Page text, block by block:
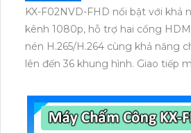
KX-F02NVD-FHD nổi bật với khả
kênh 1080p, hỗ trợ hai cổng
nén H.265/H.264 cùng khả năng
lên đến 36 khung hình. Giao tiếp
ổn định.